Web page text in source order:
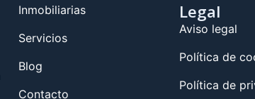
Inmobiliarias
Servicios
Blog
Contacto
Legal
Aviso legal
Política de
Política de